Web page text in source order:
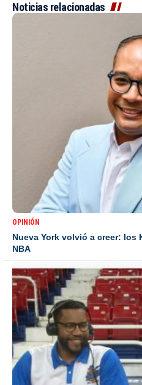
Noticias relacionadas
OPINIÓN
Nueva York volvió a creer: los
NBA